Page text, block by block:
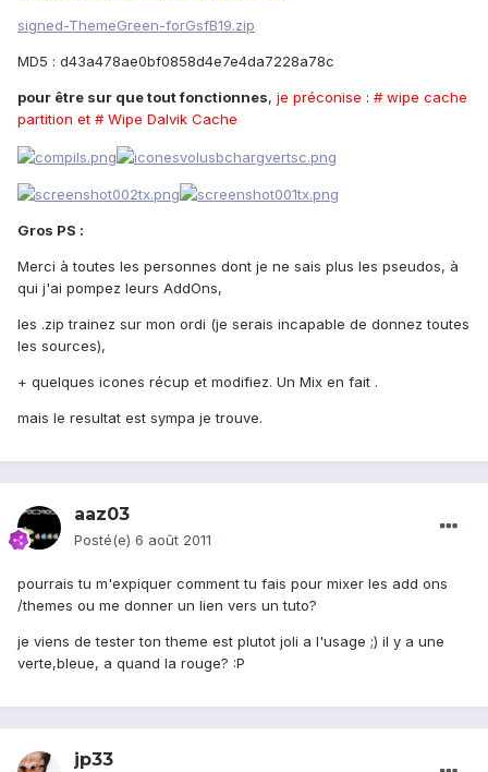
signed-ThemeGreen-forGsfB19.zip
MD5 : d43a478ae0bf0858d4e7e4da7228a78c
pour être sur que tout fonctionnes, je préconise : # wipe cache
partition et # Wipe Dalvik Cache
Gros PS :
Merci à toutes les personnes dont je ne sais plus les pseudos, à
qui j'ai pompez leurs AddOns,
les .zip trainez sur mon ordi (je serais incapable de donnez toutes
les sources),
+ quelques icones récup et modifiez. Un Mix en fait .
mais le resultat est sympa je trouve.
aaz03
Posté(e) 6 août 2011
pourrais tu m'expiquer comment tu fais pour mixer les add ons
/themes ou me donner un lien vers un tuto?
je viens de tester ton theme est plutot joli a l'usage ;) il y a une
verte,bleue, a quand la rouge? :P
jp33